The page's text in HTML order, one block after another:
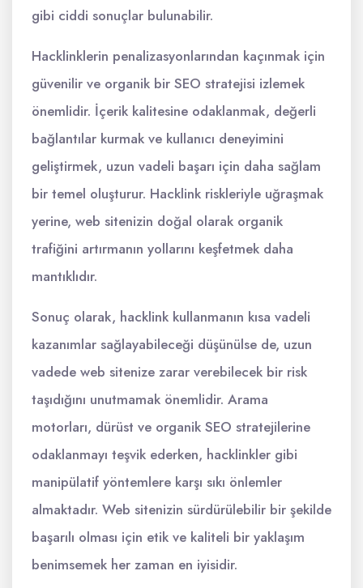
gibi ciddi sonuçlar bulunabilir.
Hacklinklerin penalizasyonlarından kaçınmak için
güvenilir ve organik bir SEO stratejisi izlemek
önemlidir. İçerik kalitesine odaklanmak, değerli
bağlantılar kurmak ve kullanıcı deneyimini
geliştirmek, uzun vadeli başarı için daha sağlam
bir temel oluşturur. Hacklink riskleriyle uğraşmak
yerine, web sitenizin doğal olarak organik
trafiğini artırmanın yollarını keşfetmek daha
mantıklıdır.
Sonuç olarak, hacklink kullanmanın kısa vadeli
kazanımlar sağlayabileceği düşünülse de, uzun
vadede web sitenize zarar verebilecek bir risk
taşıdığını unutmamak önemlidir. Arama
motorları, dürüst ve organik SEO stratejilerine
odaklanmayı teşvik ederken, hacklinkler gibi
manipülatif yöntemlere karşı sıkı önlemler
almaktadır. Web sitenizin sürdürülebilir bir şekilde
başarılı olması için etik ve kaliteli bir yaklaşım
benimsemek her zaman en iyisidir.